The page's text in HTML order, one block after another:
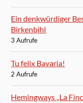
Ein denkwürdiger
Birkenbihl
3 Aufrufe
Tu felix Bavaria!
2 Aufrufe
Hemingways „La